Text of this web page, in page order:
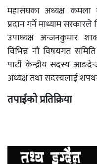
महासंघका अध्यक्ष कमला
प्रदान गर्ने माध्याम
उपाध्यक्ष अन्जनकुमार
विभिन्न नौ विषयगत
पार्टी केन्द्रीय सदस्य
अध्यक्ष तथा सदस्यलाई
तपाईको प्रतिक्रिया